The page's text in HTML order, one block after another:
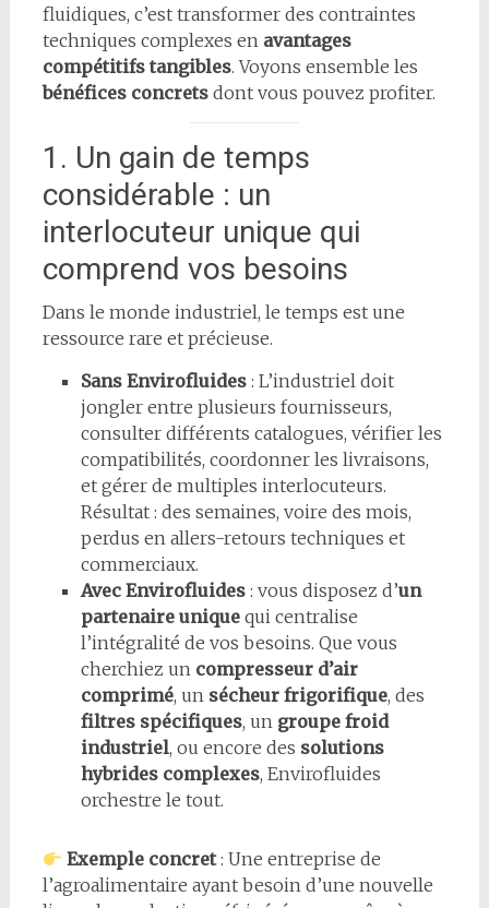
fluidiques, c’est transformer des contraintes
techniques complexes en avantages
compétitifs tangibles. Voyons ensemble les
bénéfices concretsdont vous pouvez profiter.
1. Un gain de temps
considérable : un
interlocuteur unique qui
comprend vos besoins
Dans le monde industriel, le temps est une
ressource rare et précieuse.
Sans Envirofluides: L’industriel doit
jongler entre plusieurs fournisseurs,
consulter différents catalogues, vérifier les
compatibilités, coordonner les livraisons,
et gérer de multiples interlocuteurs.
Résultat : des semaines, voire des mois,
perdus en allers-retours techniques et
commerciaux.
Avec Envirofluides: vous disposez d’un
partenaire uniquequi centralise
l’intégralité de vos besoins. Que vous
cherchiez un compresseur d’air
comprimé, un sécheur frigorifique, des
filtres spécifiques, un groupe froid
industriel, ou encore des solutions
hybrides complexes, Envirofluides
orchestre le tout.
Exemple concret: Une entreprise de
l’agroalimentaire ayant besoin d’une nouvelle